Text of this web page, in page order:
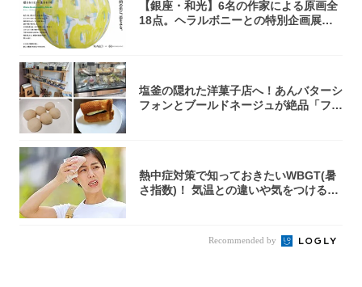
【銀座・和光】6名の作家による原画全
18点。ヘラルボニーとの特別企画展「G
塩釜の隠れた洋菓子店へ！あんバターシ
フォンとブールドネージュが絶品「フー
熱中症対策で知っておきたいWBGT(暑
さ指数)！ 気温との違いや気をつけるべ
Recommended by